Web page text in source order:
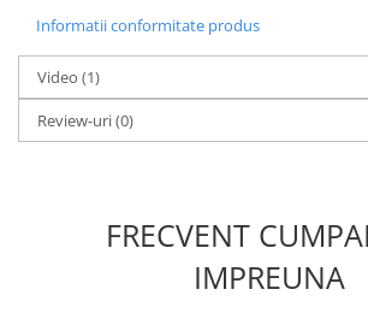
Vegetatie
Décor
Sol Diorama
Materiale pentru sol
Apa Diorama
Speedpaints
Informatii conformitate produs
Video (1)
Review-uri(0)
FRECVENT
IMPREUNA